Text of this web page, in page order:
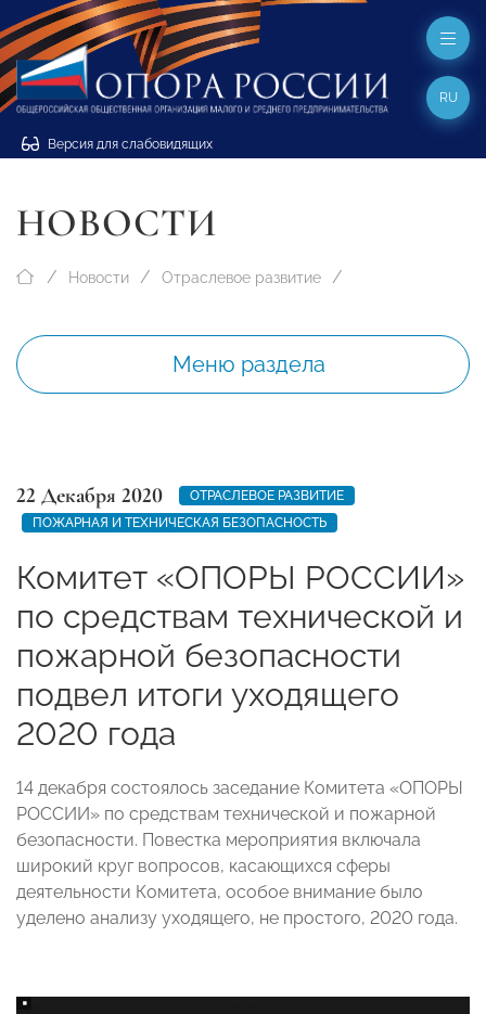
Версия для слабовидящих
RU
НОВОСТИ
Новости Отраслевое развитие
Меню раздела
22 Декабря 2020
ОТРАСЛЕВОЕ РАЗВИТИЕ
ПОЖАРНАЯ И ТЕХНИЧЕСКАЯ БЕЗОПАСНОСТЬ
Комитет «ОПОРЫ РОССИИ»
по средствам технической и
пожарной безопасности
подвел итоги уходящего
2020 года
14 декабря состоялось заседание Комитета «ОПОРЫ
РОССИИ» по средствам технической и пожарной
безопасности. Повестка мероприятия включала
широкий круг вопросов, касающихся сферы
деятельности Комитета, особое внимание было
уделено анализу уходящего, не простого, 2020 года.